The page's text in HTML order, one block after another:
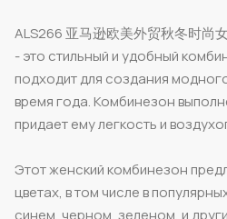
ALS266 亚马逊欧美外贸秋冬时尚
- это стильный и удобный
подходит для создания
время года. Комбинезон
придает ему легкость и
Этот женский комбинезон
цветах, в том числе в
синем, черном, зеленом, и